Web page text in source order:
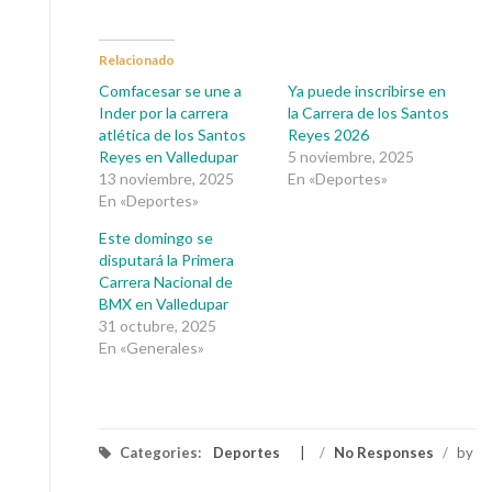
Relacionado
Comfacesar se une a
Inder por la carrera
atlética de los Santos
Reyes en Valledupar
13 noviembre, 2025
En «Deportes»
Ya puede inscribirse en
la Carrera de los Santos
Reyes 2026
5 noviembre, 2025
En «Deportes»
Este domingo se
disputará la Primera
Carrera Nacional de
BMX en Valledupar
31 octubre, 2025
En «Generales»
Categories: Deportes / No Responses / by